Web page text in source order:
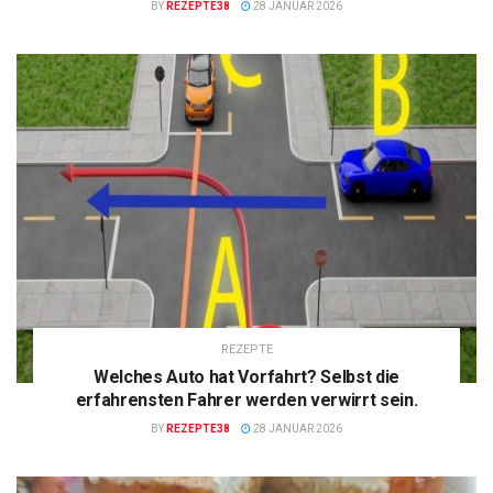
BY REZEPTE38 28 JANUAR 2026
REZEPTE
Welches Auto hat Vorfahrt? Selbst die
erfahrensten Fahrer werden verwirrt sein.
BY REZEPTE38 28 JANUAR 2026